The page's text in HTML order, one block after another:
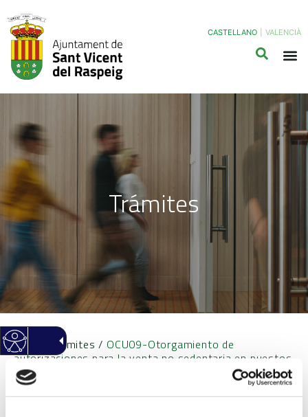
CASTELLANO VALENCIÀ
Trámites
Inicio Trámites / OCU09-Otorgamiento de
autorizaciones para la venta no sedentaria en puestos
aislados con ubicación fija (churros) mediante
procedimiento en régimen de concurrencia competitiva